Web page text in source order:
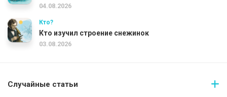
04.08.2026
Кто?
Кто изучил строение снежинок
03.08.2026
Случайные статьи